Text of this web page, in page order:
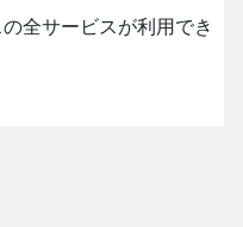
全サービスが利用でき